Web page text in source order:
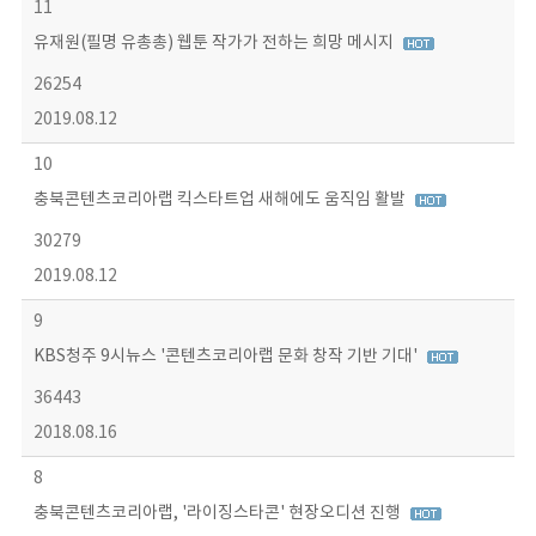
11
유재원(필명 유총총) 웹툰 작가가 전하는 희망 메시지
26254
2019.08.12
10
충북콘텐츠코리아랩 킥스타트업 새해에도 움직임 활발
30279
2019.08.12
9
KBS청주 9시뉴스 '콘텐츠코리아랩 문화 창작 기반 기대'
36443
2018.08.16
8
충북콘텐츠코리아랩, '라이징스타콘' 현장오디션 진행